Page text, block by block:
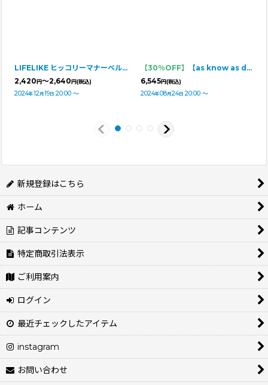
LIFELIKE ヒッコリーマナーベルト
2,420円～2,640円(税込)
2024年12月19日 20:00 ～
【30％OFF】
【as know as de wan】Ｎ☆ＧＯＯＤＶＩＢＥＳＴ
6,545円(税込)
2024年08月24日 20:00 ～
新規登録はこちら
ホーム
記事コンテンツ
特定商取引法表示
ご利用案内
ログイン
最近チェックしたアイテム
instagram
お問い合わせ